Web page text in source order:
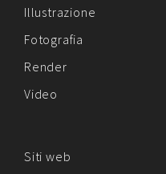
Illustrazione
Fotografia
Render
Video
Siti web